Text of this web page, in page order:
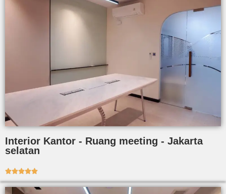
Interior Kantor - Ruang meeting - Jakarta
selatan
